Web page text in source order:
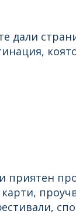
дали
приятен